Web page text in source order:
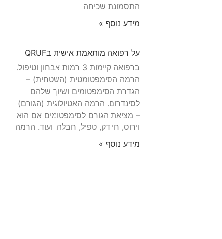
התסמונת שכיחה
מידע נוסף »
על רפואה מותאמת אישית בQRUF
ברפואה קיימות 3 רמות אבחון וטיפול.
הרמה הסימפטומטית (השטחית) –
הגדרת הסימפטומים ושיוך שלהם
לסינדרום. הרמה האטיולוגית (הגורם)
– מציאת הגורם לסימפטומים אם הוא
וירוס, חיידק, טפיל, חבלה, ועוד. הרמה
מידע נוסף »